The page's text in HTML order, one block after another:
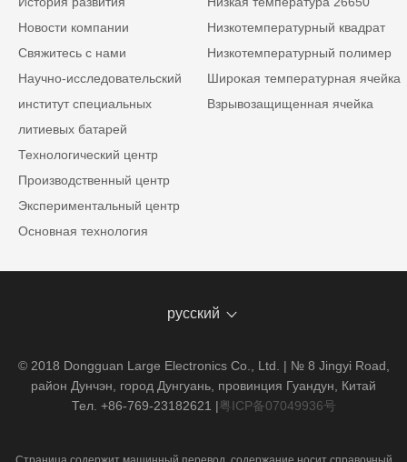
Новости компании
Свяжитесь с нами
Научно-исследовательский
институт специальных
литиевых батарей
Технологический центр
Производственный центр
Экспериментальный центр
Основная технология
Низкотемпературный квадрат
Низкотемпературный полимер
Широкая температурная ячейка
Взрывозащищенная ячейка
русский
© 2018 Dongguan Large Electronics Co., Ltd. | № 8 Jingyi Road,
район Дунчэн, город Дунгуань, провинция Гуандун, Китай
Тел. +86-769-23182621 |粤ICP备07049936号